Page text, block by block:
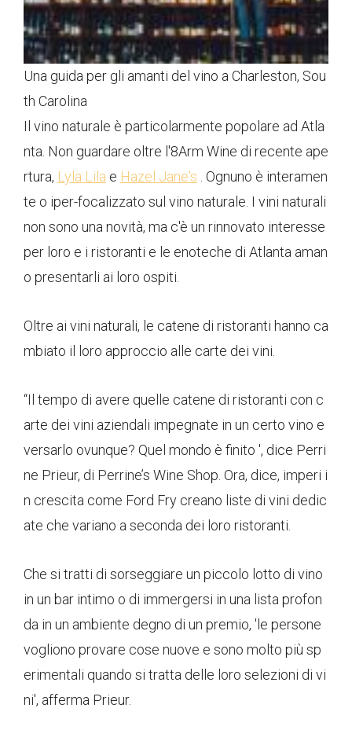
Una guida per gli amanti del vino a Charleston, Sou
th Carolina
Il vino naturale è particolarmente popolare ad Atla
nta. Non guardare oltre l'8Arm Wine di recente ape
rtura, Lyla Lila e Hazel Jane's . Ognuno è interamen
te o iper-focalizzato sul vino naturale. I vini naturali
non sono una novità, ma c'è un rinnovato interesse
per loro e i ristoranti e le enoteche di Atlanta aman
o presentarli ai loro ospiti.
Oltre ai vini naturali, le catene di ristoranti hanno ca
mbiato il loro approccio alle carte dei vini.
“Il tempo di avere quelle catene di ristoranti con c
arte dei vini aziendali impegnate in un certo vino e
versarlo ovunque? Quel mondo è finito ', dice Perri
ne Prieur, di Perrine’s Wine Shop. Ora, dice, imperi i
n crescita come Ford Fry creano liste di vini dedic
ate che variano a seconda dei loro ristoranti.
Che si tratti di sorseggiare un piccolo lotto di vino
in un bar intimo o di immergersi in una lista profon
da in un ambiente degno di un premio, 'le persone
vogliono provare cose nuove e sono molto più sp
erimentali quando si tratta delle loro selezioni di vi
ni', afferma Prieur.